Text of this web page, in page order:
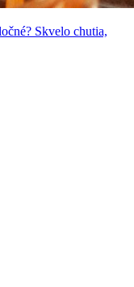
Skvelo chutia,